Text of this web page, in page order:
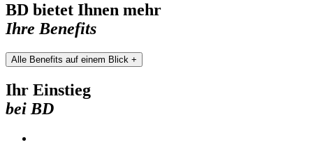
BD bietet Ihnen mehr
Ihre Benefits
Alle Benefits auf einem Blick +
Ihr Einstieg
bei BD